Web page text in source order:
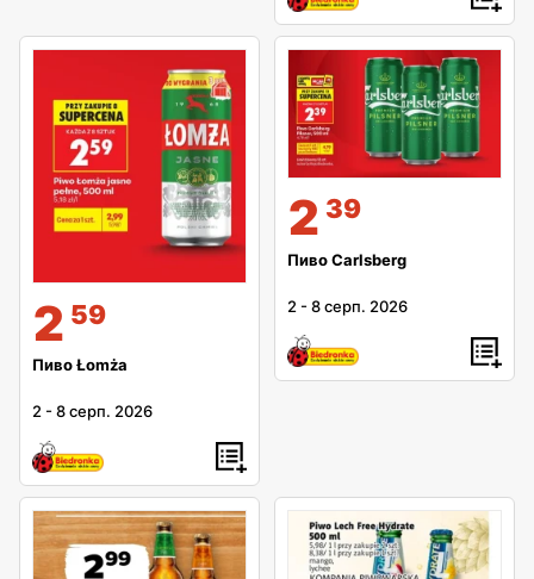
2 59
Пиво Łomża
2 -8 серп. 2026
2 39
Пиво Carlsberg
2 -8 серп. 2026